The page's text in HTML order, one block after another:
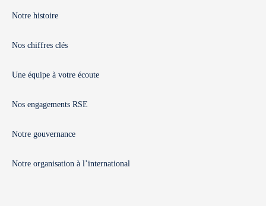
Notre histoire
Nos chiffres clés
Une équipe à votre écoute
Nos engagements RSE
Notre gouvernance
Notre organisation à l’international